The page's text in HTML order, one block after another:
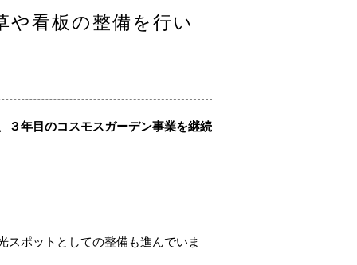
や看板の整備を行い
３年⽬のコスモスガーデン事業を継続
スポットとしての整備も進んでいま